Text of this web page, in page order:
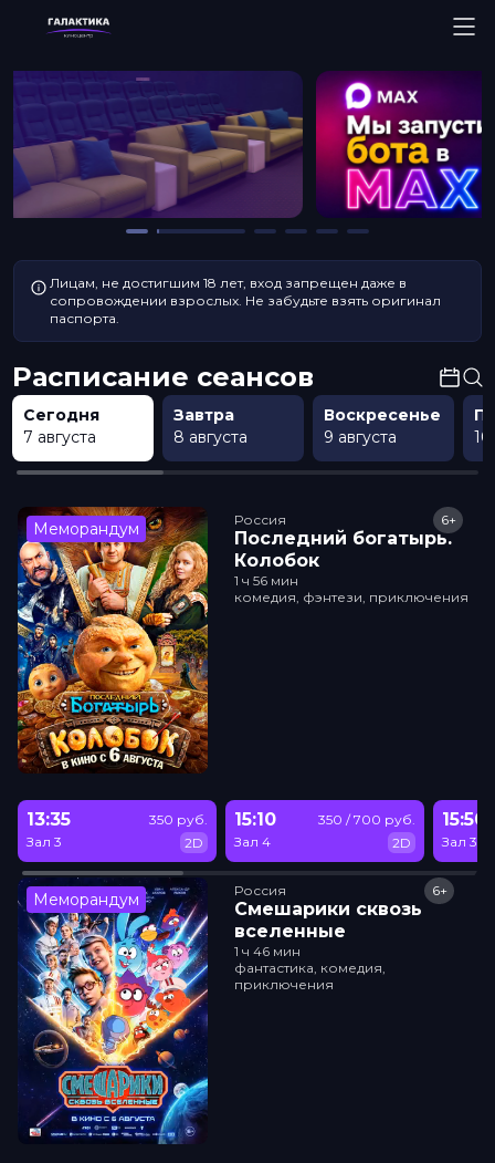
Лицам, не достигшим 18 лет, вход запрещен даже в
сопровождении взрослых. Не забудьте взять оригинал
паспорта.
Расписание сеансов
Сегодня
7 августа
Завтра
8 августа
Воскресенье
9 августа
10
Меморандум Россия
Последний богатырь.
Колобок
6+
1 ч 56 мин
комедия, фэнтези, приключения
13:35
Зал 3
350 руб.
2D
15:10
Зал 4
350 / 700 руб.
2D
15:50
Зал 3
Меморандум Россия
Смешарики сквозь
вселенные
6+
1 ч 46 мин
фантастика, комедия,
приключения